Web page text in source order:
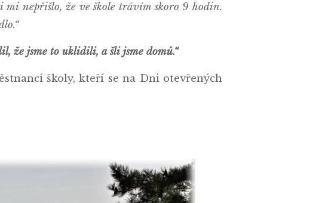
nepřišlo, že ve škole trávím skoro 9 hodin.
že jsme to uklidili, a šli jsme domů.“
školy, kteří se na Dni otevřených